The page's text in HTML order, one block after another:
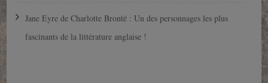
Jane Eyre de Charlotte Brontë : Un des personnages les plus
fascinants de la littérature anglaise !